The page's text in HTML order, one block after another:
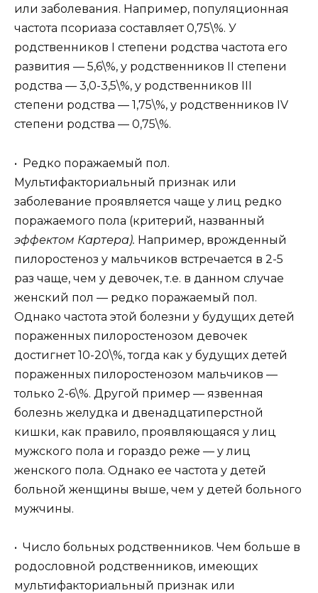
или заболевания. Например, популяционная
частота псориаза составляет 0,75\%. У
родственников I степени родства частота его
развития — 5,6\%, у родственников II степени
родства — 3,0-3,5\%, у родственников III
степени родства — 1,75\%, у родственников IV
степени родства — 0,75\%.
• Редко поражаемый пол.
Мультифакториальный признак или
заболевание проявляется чаще у лиц редко
поражаемого пола (критерий, названный
эффектом Картера). Например, врожденный
пилоростеноз у мальчиков встречается в 2-5
раз чаще, чем у девочек, т.е. в данном случае
женский пол — редко поражаемый пол.
Однако частота этой болезни у будущих детей
пораженных пилоростенозом девочек
достигнет 10-20\%, тогда как у будущих детей
пораженных пилоростенозом мальчиков —
только 2-6\%. Другой пример — язвенная
болезнь желудка и двенадцатиперстной
кишки, как правило, проявляющаяся у лиц
мужского пола и гораздо реже — у лиц
женского пола. Однако ее частота у детей
больной женщины выше, чем у детей больного
мужчины.
• Число больных родственников. Чем больше в
родословной родственников, имеющих
мультифакториальный признак или